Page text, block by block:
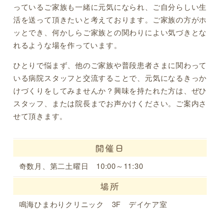
っているご家族も一緒に元気になられ、ご自分らしい生
活を送って頂きたいと考えております。ご家族の方がホ
ッとでき、何かしらご家族との関わりによい気づきとな
れるような場を作っています。
ひとりで悩まず、他のご家族や普段患者さまに関わって
いる病院スタッフと交流することで、元気になるきっか
けづくりをしてみませんか？興味を持たれた方は、ぜひ
スタッフ、または院長までお声かけください。ご案内さ
せて頂きます。
開催日
奇数月、第二土曜日 10:00～11:30
場所
鳴海ひまわりクリニック 3F デイケア室